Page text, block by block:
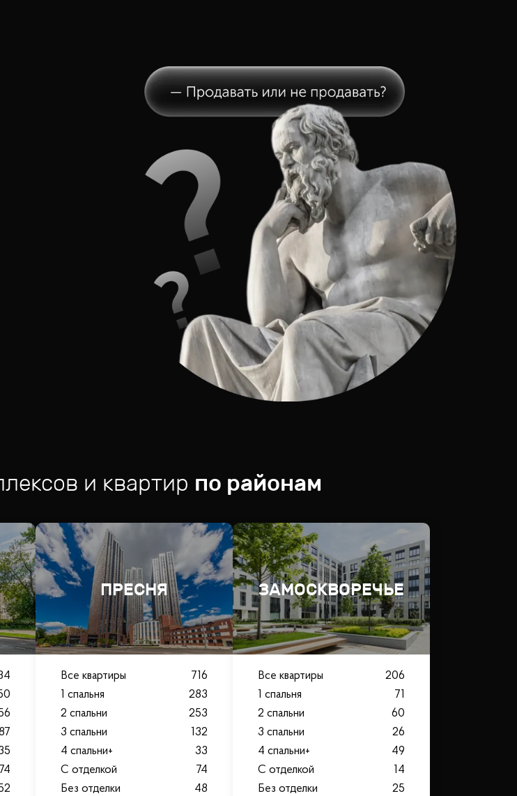
и квартир по районам
74
ПРЕСНЯ
Все квартиры
716
1 спальня
283
2 спальни
253
3 спальни
132
4 спальни+
33
С отделкой
74
Без отделки
48
ЗАМОСКВОРЕЧЬЕ
Все квартиры
206
1 спальня
71
2 спальни
60
3 спальни
26
4 спальни+
49
С отделкой
14
Без отделки
25